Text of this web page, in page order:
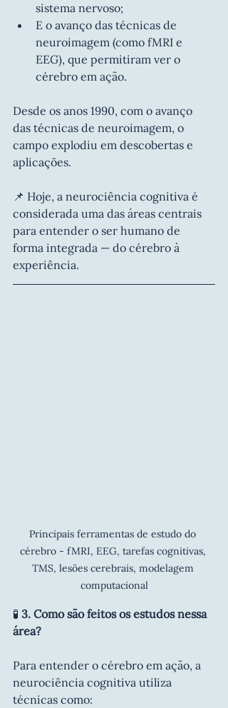
sistema nervoso;
E o avanço das técnicas de
neuroimagem (como fMRI e
EEG), que permitiram ver o
cérebro em ação.
Desde os anos 1990, com o avanço
das técnicas de neuroimagem, o
campo explodiu em descobertas e
aplicações.
📌 Hoje, a neurociência cognitiva é
considerada uma das áreas centrais
para entender o ser humano de
forma integrada — do cérebro à
experiência.
Principais ferramentas de estudo do
cérebro - fMRI, EEG, tarefas cognitivas,
TMS, lesões cerebrais, modelagem
computacional
🧪 3. Como são feitos os estudos nessa
área?
Para entender o cérebro em ação, a
neurociência cognitiva utiliza
técnicas como: